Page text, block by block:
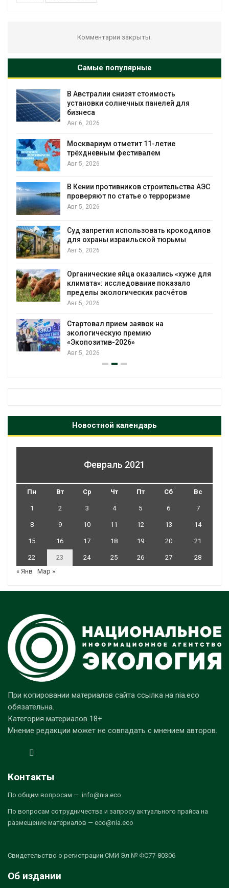
Комментарии закрыты.
Самые популярные
АЭС
для
Омская область получит ещё 598
рублей на перевод частных домов
В Японии высаживают прибрежные леса для
от цунами
Авг 5, 2026
компании 145,4 млн рублей за ущерб
недрам
Авг 5, 2026
Микропластик обнаружили почти у
животных глубоководных
гидротермальных источников
В Пермском крае осудили
дела о хищении средств на
строительных отходов
Авг 5, 2026
В Мурманске начали испытывать
подземную систему сбора отходов
Авг 5, 2026
Новостной календарь
Февраль 2021
Пн Вт Ср Чт Пт Сб Вс
1 2 3 4 5 6 7
8 9 10 11 12 13 14
15 16 17 18 19 20 21
22 23 24 25 26 27
28
« Янв
Мар »
При копировании материалов сайта ссылка на nia.eco
обязательна.
Категория материалов 18+
Мнение редакции может не совпадать с мнением авторов.
Контакты
По общим вопросам — info@nia.eco
По вопросам сотрудничества и запросу актуального прайса на
размещение материалов — eco@nia.eco
Свидетельство о регистрации СМИ Эл № ФС77-80306
Об издании